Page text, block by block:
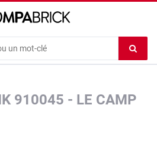
le
910045 - LE CAMP